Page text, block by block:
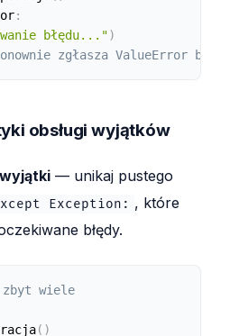
:
błędu...")
zgłasza ValueError bez
obsługi wyjątków
— unikaj pustego
Exception: , które
błędy.
wiele
( )